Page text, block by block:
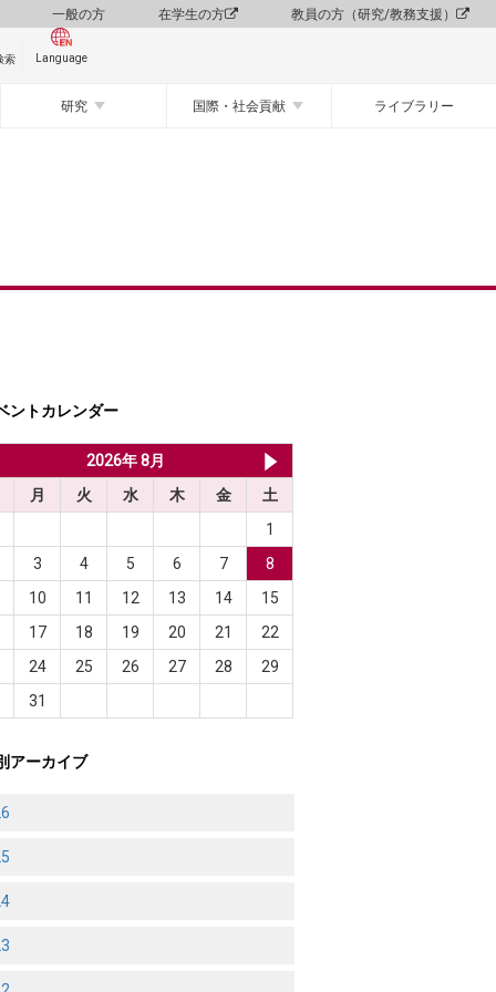
一般の方 在学生の方 教員の方（研究/教務支援）
索 Language
研究 国際・社会貢献 ライブラリー
ントカレンダー
2026年 8月
月 火 水 木 金
土
1
3 4 5 6 7
8
10 11 12 13 14
15
17 18 19 20 21
22
24 25 26 27 28
29
31
アーカイブ